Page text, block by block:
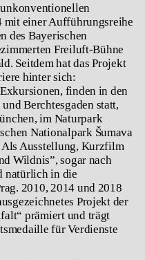
einer Aufführungsreihe
des Bayerischen
Freiluft-Bühne
Seitdem hat das Projekt
hinter sich:
finden in den
Berchtesgaden statt,
im Naturpark
NationalparkŠumava
Ausstellung, Kurzfilm
Wildnis”, sogar nach
natürlich in die
2010, 2014 und 2018
Projekt der
prämiert und trägt
für Verdienste